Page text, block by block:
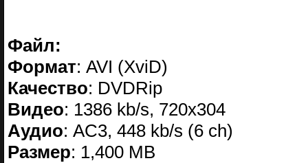
Файл:
Формат: AVI (XviD)
Качество: DVDRip
Видео: 1386 kb/s, 720x304
Аудио: AC3, 448 kb/s (6 ch)
Размер: 1,400 MB